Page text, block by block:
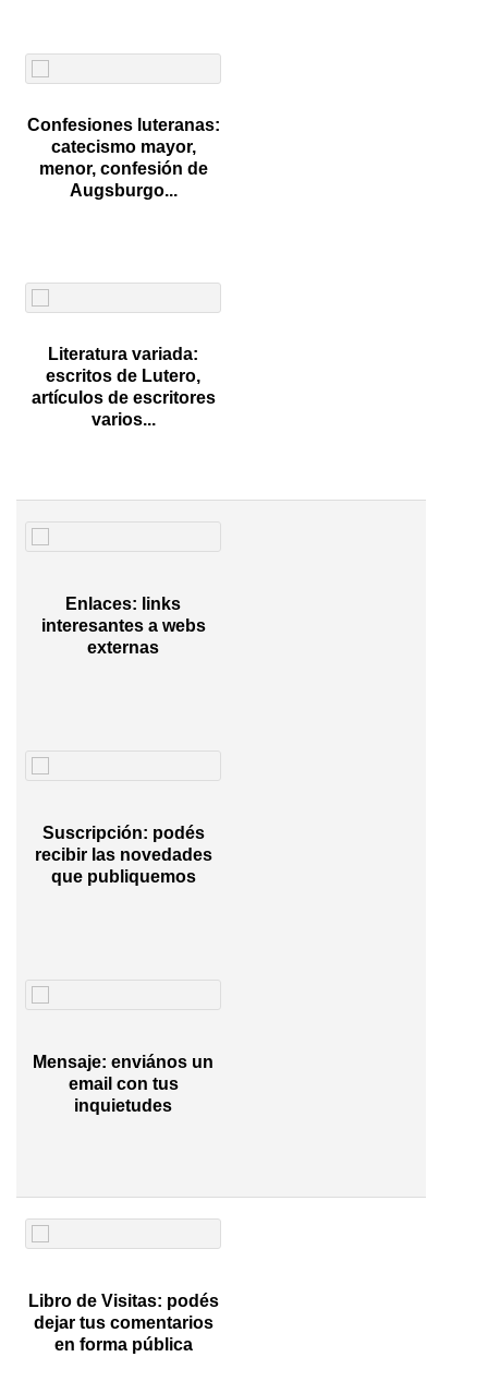
Confesiones luteranas:
catecismo mayor,
menor, confesión de
Augsburgo...
Literatura variada:
escritos de Lutero,
artículos de escritores
varios...
Enlaces: links
interesantes a webs
externas
Suscripción: podés
recibir las novedades
que publiquemos
Mensaje: enviános un
email con tus
inquietudes
Libro de Visitas: podés
dejar tus comentarios
en forma pública